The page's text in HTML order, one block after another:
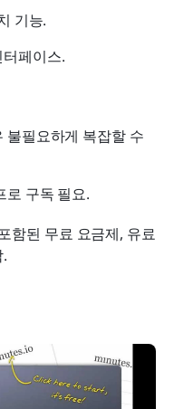
기능.
페이스.
불필요하게 복잡할 수
로 구독 필요.
함된 무료 요금제, 유료